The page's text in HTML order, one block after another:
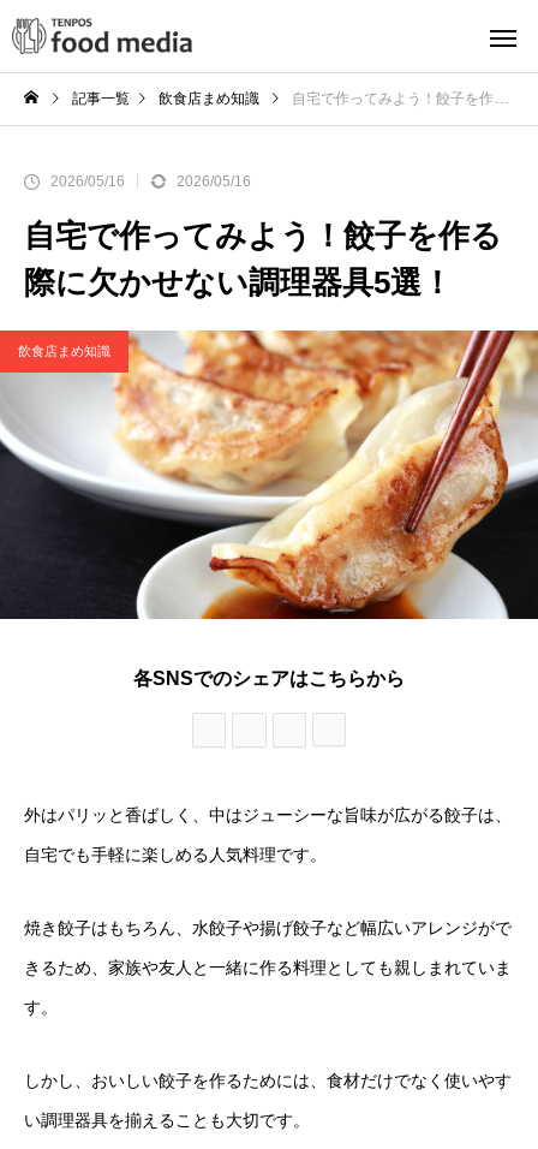
記事一覧 飲食店まめ知識 自宅で作ってみよう！餃子を作る際に欠かせない調理器具5選！
2026/05/16 2026/05/16
自宅で作ってみよう！餃子を作る
際に欠かせない調理器具5選！
飲食店まめ知識
各SNSでのシェアはこちらから
外はパリッと香ばしく、中はジューシーな旨味が広がる餃子は、
自宅でも手軽に楽しめる人気料理です。
焼き餃子はもちろん、水餃子や揚げ餃子など幅広いアレンジがで
きるため、家族や友人と一緒に作る料理としても親しまれていま
す。
しかし、おいしい餃子を作るためには、食材だけでなく使いやす
い調理器具を揃えることも大切です。